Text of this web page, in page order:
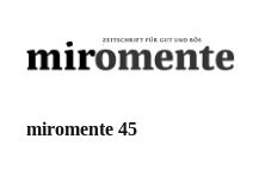
miromente 45